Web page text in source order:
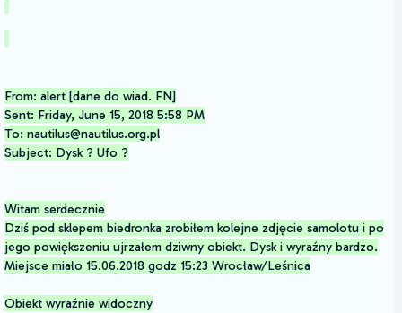
From: alert [dane do wiad. FN]
Sent: Friday, June 15, 2018 5:58 PM
To: nautilus@nautilus.org.pl
Subject: Dysk ? Ufo ?
Witam serdecznie
Dziś pod sklepem biedronka zrobiłem kolejne zdjęcie samolotu i po
jego powiększeniu ujrzałem dziwny obiekt. Dysk i wyraźny bardzo.
Miejsce miało 15.06.2018 godz 15:23 Wrocław/Leśnica
Obiekt wyraźnie widoczny